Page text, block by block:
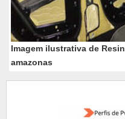
Imagem ilustrativa de
amazonas